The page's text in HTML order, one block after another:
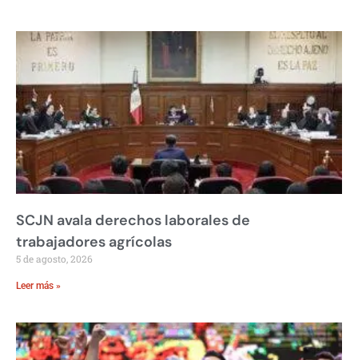
SCJN avala derechos laborales de
trabajadores agrícolas
5 de agosto, 2026
Leer más »